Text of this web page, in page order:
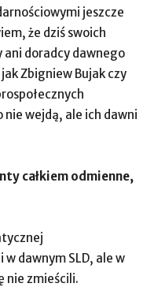
jeszcze
że dziś swoich
doradcy dawnego
Zbigniew Bujak czy
nie wejdą, ale ich dawni
całkiem odmienne,
dawnym SLD, ale w
nie zmieścili.